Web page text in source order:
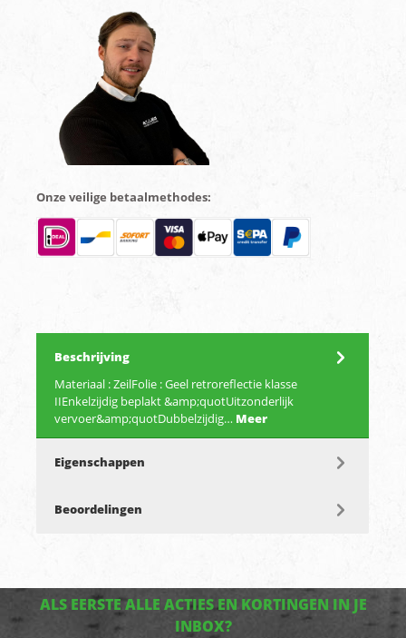
Onze veilige betaalmethodes:
Beschrijving
Materiaal : ZeilFolie : Geel retroreflectie klasse
IIEnkelzijdig beplakt &amp;quotUitzonderlijk
vervoer&amp;quotDubbelzijdig… Meer
Eigenschappen
Beoordelingen
ALS EERSTE ALLE ACTIES EN KORTINGEN IN JE
INBOX?